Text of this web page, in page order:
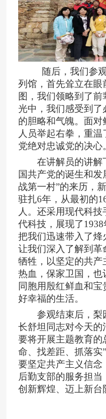
随后，我们参
列馆，首先耸立在
图，我们领略到了
光中，我们感受到了
的胆略和气魄。面
人员举起右拳，重
党绝对忠诚党的决心
在讲解员的讲解
国共产党的诞生和
战第一村”的来历，
驻扎6年，从最初的
人。还采用现代科
代科技，展现了1938
把我们迅速带入了
让我们深入了解到
牺牲，以坚定的共
热血，保家卫国，也
同胞用殷红鲜血和
好幸福的生活。
参观结束后，梨
长舒坦同志对今天
要将开展主题教育的
命、找差距、抓落实
要坚定共产主义信
后勤支部的服务担
创新辉煌、迈上新台